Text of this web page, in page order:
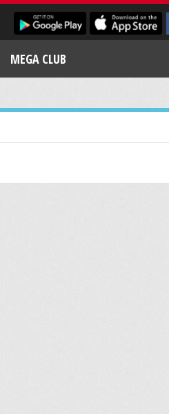
MEGA CLUB